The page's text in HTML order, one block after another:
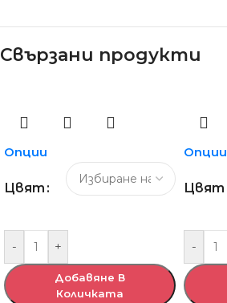
Свързани продукти
Опции
Цвят
- +
Добавяне В
Количката
Опции
Цвят
-